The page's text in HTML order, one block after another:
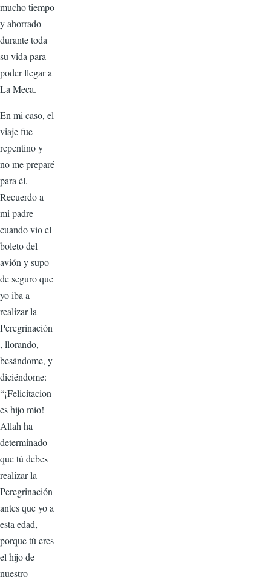
mucho tiempo
y ahorrado
durante toda
su vida para
poder llegar a
La Meca.
En mi caso, el
viaje fue
repentino y
no me preparé
para él.
Recuerdo a
mi padre
cuando vio el
boleto del
avión y supo
de seguro que
yo iba a
realizar la
Peregrinación
, llorando,
besándome, y
diciéndome:
“¡Felicitacion
es hijo mío!
Allah ha
determinado
que tú debes
realizar la
Peregrinación
antes que yo a
esta edad,
porque tú eres
el hijo de
nuestro